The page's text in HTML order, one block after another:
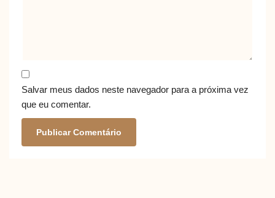
Salvar meus dados neste navegador para a próxima vez
que eu comentar.